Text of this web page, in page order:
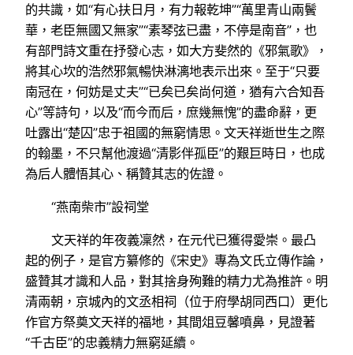
的共識，如“有心扶日月，有力報乾坤”“萬里青山兩鬢
華，老臣無國又無家”“素琴弦已盡，不停是南音”，也
有部門詩文重在抒發心志，如大方斐然的《邪氣歌》，
將其心坎的浩然邪氣暢快淋漓地表示出來。至于“只要
南冠在，何妨是丈夫”“已矣已矣尚何道，猶有六合知吾
心”等詩句，以及“而今而后，庶幾無愧”的盡命辭，更
吐露出“楚囚”忠于祖國的無窮情思。文天祥逝世生之際
的翰墨，不只幫他渡過“清影伴孤臣”的艱巨時日，也成
為后人體悟其心、稱贊其志的佐證。
“燕南柴市”設祠堂
文天祥的年夜義凜然，在元代已獲得愛崇。最凸
起的例子，是官方纂修的《宋史》專為文氏立傳作論，
盛贊其才識和人品，對其捨身殉難的精力尤為推許。明
清兩朝，京城內的文丞相祠（位于府學胡同西口）更化
作官方祭奠文天祥的福地，其間俎豆馨噴鼻，見證著
“千古臣”的忠義精力無窮延續。